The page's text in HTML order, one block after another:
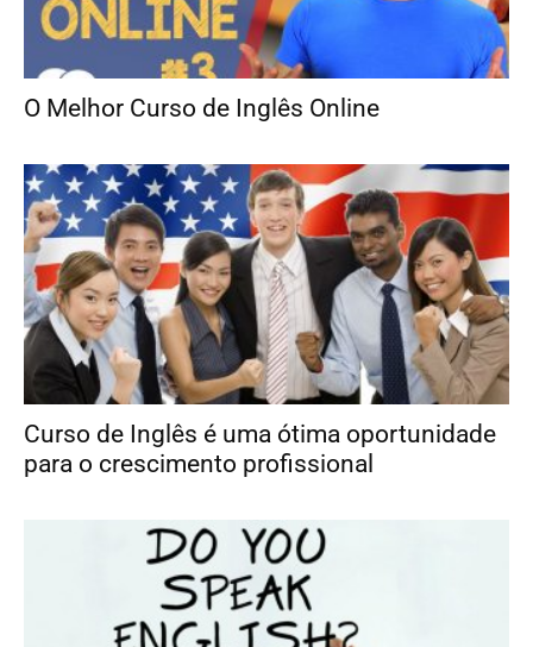
O Melhor Curso de Inglês Online
Curso de Inglês é uma ótima oportunidade
para o crescimento profissional